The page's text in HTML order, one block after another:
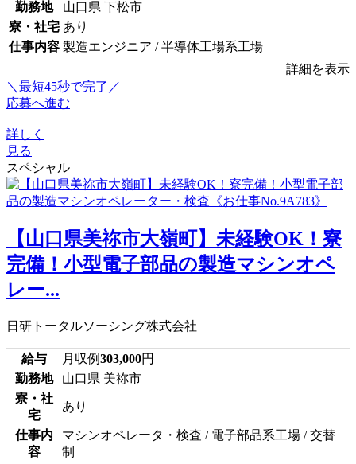
勤務地
山口県 下松市
寮・社宅 あり
仕事内容 製造エンジニア / 半導体工場系工場
詳細を表示
＼最短45秒で完了／
応募へ進む
詳しく
見る
スペシャル
【山口県美祢市大嶺町】未経験OK！寮
完備！小型電子部品の製造マシンオペ
レー...
日研トータルソーシング株式会社
給与 月収例303,000円
勤務地
山口県 美祢市
寮・社
宅
あり
仕事内
容
マシンオペレータ・検査 / 電子部品系工場 / 交替
制